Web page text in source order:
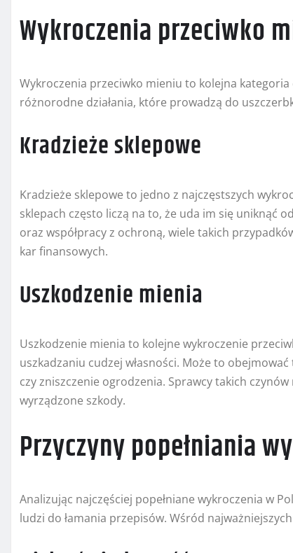
Wykroczenia przeciwko
Wykroczenia przeciwko mieniu to kolejna
różnorodne działania, które prowadzą do
Kradzieże sklepowe
Kradzieże sklepowe to jedno z najczęstszych
sklepach często liczą na to, że uda im się uniknąć
oraz współpracy z ochroną, wiele takich
kar finansowych.
Uszkodzenie mienia
Uszkodzenie mienia to kolejne wykroczenie
uszkadzaniu cudzej własności. Może to
czy zniszczenie ogrodzenia. Sprawcy takich
wyrządzone szkody.
Przyczyny popełniania
Analizując najczęściej popełniane wykroczenia w
ludzi do łamania przepisów. Wśród